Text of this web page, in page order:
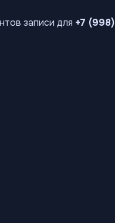
записи для +7 (998)